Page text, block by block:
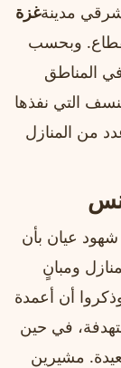
مدينةغزة
وبحسب
المناطق
التي نفذها
من المنازل
شهود عيان بأن
ومبانٍ
أن أعمدة
في حين
مشيرين